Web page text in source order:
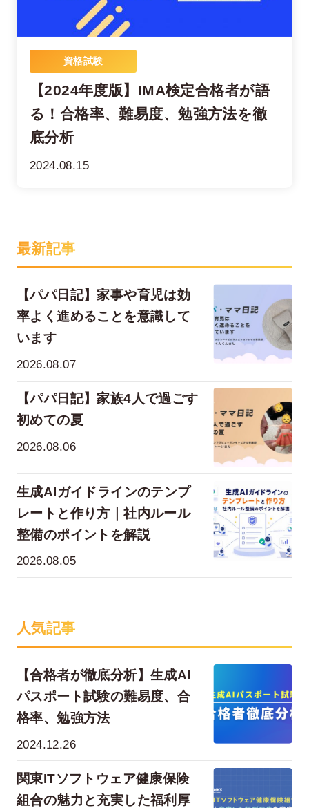
資格試験
【2024年度版】IMA検定合格者が語
る！合格率、難易度、勉強方法を徹
底分析
2024.08.15
最新記事
【パパ日記】家事や育児は効
率よく進めることを意識して
います
2026.08.07
【パパ日記】家族4人で過ごす
初めての夏
2026.08.06
生成AIガイドラインのテンプ
レートと作り方｜社内ルール
整備のポイントを解説
2026.08.05
人気記事
【合格者が徹底分析】生成AI
パスポート試験の難易度、合
格率、勉強方法
2024.12.26
関東ITソフトウェア健康保険
組合の魅力と充実した福利厚